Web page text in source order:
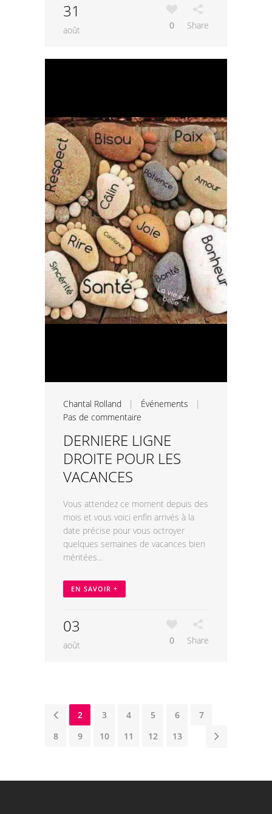
31
août 0 Share
Chantal Rolland | Événements |
Pas de commentaire
DERNIERE LIGNE
DROITE POUR LES
VACANCES
Vous attendez ce moment depuis des
mois et vous voici enfin arrivés à la
date précise pour vous octroyer
quelques semaines de vacances bien
méritées...
EN SAVOIR +
03
août 0 Share
1 2 3 4 5 6
7
8
9 10 11 12 13